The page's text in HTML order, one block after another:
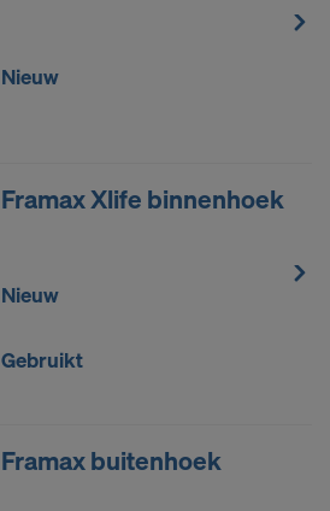
Nieuw
Framax Xlife binnenhoek
Nieuw
Gebruikt
Framax buitenhoek